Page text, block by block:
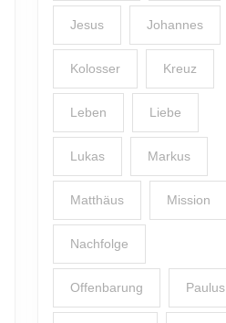
(Sendschreiben,
Jesus Johannes
Kolosser Kreuz
Leben Liebe
Lukas Markus
Matthäus Mission
Nachfolge
Offenbarung Paulus